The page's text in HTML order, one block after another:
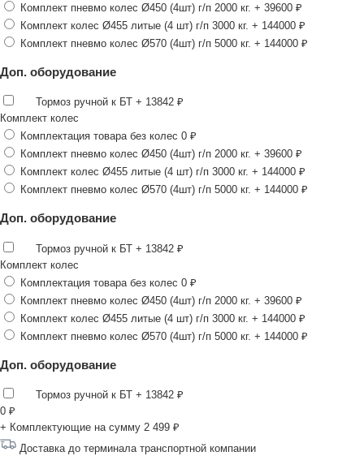
Комплект пневмо колес Ø450 (4шт) г/п 2000 кг. + 39600 ₽
Комплект колес Ø455 литые (4 шт) г/п 3000 кг. + 144000 ₽
Комплект пневмо колес Ø570 (4шт) г/п 5000 кг. + 144000 ₽
Доп. оборудование
Тормоз ручной к БТ + 13842 ₽
Комплект колес
Комплектация товара без колес 0 ₽
Комплект пневмо колес Ø450 (4шт) г/п 2000 кг. + 39600 ₽
Комплект колес Ø455 литые (4 шт) г/п 3000 кг. + 144000 ₽
Комплект пневмо колес Ø570 (4шт) г/п 5000 кг. + 144000 ₽
Доп. оборудование
Тормоз ручной к БТ + 13842 ₽
Комплект колес
Комплектация товара без колес 0 ₽
Комплект пневмо колес Ø450 (4шт) г/п 2000 кг. + 39600 ₽
Комплект колес Ø455 литые (4 шт) г/п 3000 кг. + 144000 ₽
Комплект пневмо колес Ø570 (4шт) г/п 5000 кг. + 144000 ₽
Доп. оборудование
Тормоз ручной к БТ + 13842 ₽
0 ₽
+ Комплектующие на сумму 2 499 ₽
Доставка до терминала транспортной компании